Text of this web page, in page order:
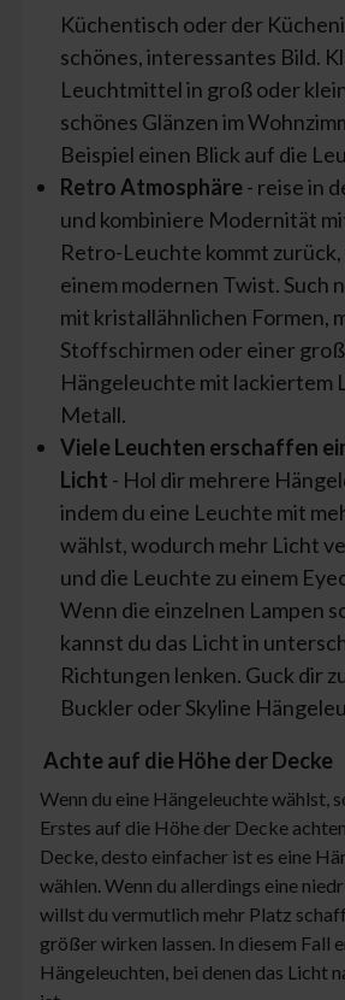
Küchentisch oder der
schönes, interessantes Bild.
Leuchtmittel in groß oder
schönes Glänzen im
Beispiel einen Blick auf die
Retro Atmosphäre- reise in
und kombiniere Modernität
Retro-Leuchte kommt
einem modernen Twist. Such
mit kristallähnlichen Formen,
Stoffschirmen oder einer
Hängeleuchte mit lackiertem
Metall.
Viele Leuchten erschaffen
Licht - Hol dir mehrere
indem du eine Leuchte mit
wählst, wodurch mehr Licht
und die Leuchte zu einem
Wenn die einzelnen Lampen
kannst du das Licht in
Richtungen lenken. Guck dir
Buckler oder Skyline
Achte auf die Höhe der Decke
Wenn du eine Hängeleuchte wählst,
Erstes auf die Höhe der Decke
Decke, desto einfacher ist es eine
wählen. Wenn du allerdings eine
willst du vermutlich mehr Platz
größer wirken lassen. In diesem Fall
Hängeleuchten, bei denen das Licht